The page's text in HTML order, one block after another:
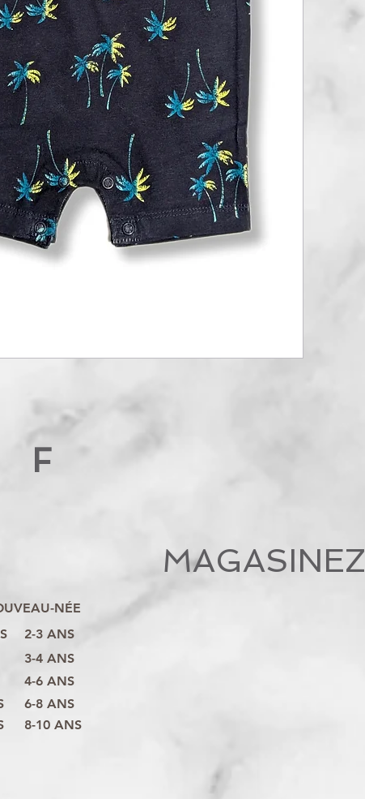
F
8-10 ANS
6-8 ANS
4-6 ANS
3-4 ANS
2-3 ANS
NÉE
MAGASINEZ